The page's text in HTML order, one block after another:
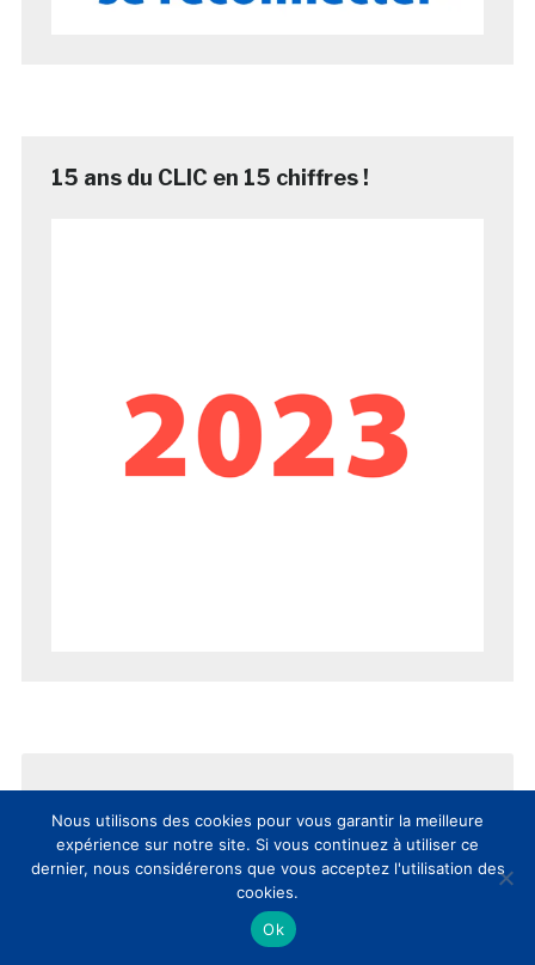
15 ans du CLIC en 15 chiffres !
AUJOURD’HUI SEMAINE MOIS
8èmes Rencontres Nationales
Nous utilisons des cookies pour vous garantir la meilleure
expérience sur notre site. Si vous continuez à utiliser ce
dernier, nous considérerons que vous acceptez l'utilisation des
cookies.
Ok